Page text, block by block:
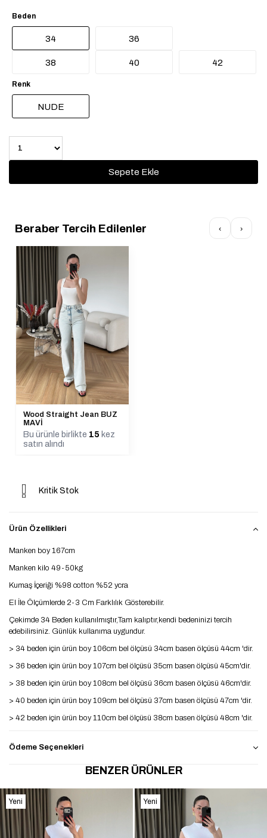
Beden
34 36
38 40 42
Renk
NUDE
Beraber Tercih Edilenler ‹ ›
Wood Straight Jean BUZ
MAVİ
Bu ürünle birlikte 15 kez
satın alındı
Kritik Stok
Ürün Özellikleri
Manken boy 167cm
Manken kilo 49-50kg
Kumaş İçeriği %98 cotton %52 ycra
El İle Ölçümlerde 2-3 Cm Farklılık Gösterebilir.
Çekimde 34 Beden kullanılmıştır,Tam kalıptır,kendi bedeninizi tercih
edebilirsiniz. Günlük kullanıma uygundur.
> 34 beden için ürün boy 106cm bel ölçüsü 34cm basen ölçüsü 44cm 'dir.
> 36 beden için ürün boy 107cm bel ölçüsü 35cm basen ölçüsü 45cm'dir.
> 38 beden için ürün boy 108cm bel ölçüsü 36cm basen ölçüsü 46cm'dir.
> 40 beden için ürün boy 109cm bel ölçüsü 37cm basen ölçüsü 47cm 'dir.
> 42 beden için ürün boy 110cm bel ölçüsü 38cm basen ölçüsü 48cm 'dir.
Ödeme Seçenekleri
BENZER ÜRÜNLER
Yeni
Ürün
Yeni
Ürün